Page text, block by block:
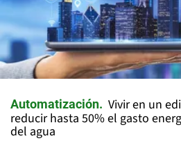
Automatización
Vivir en un
reducir hasta 50% el gasto
del agua